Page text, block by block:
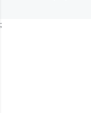
;